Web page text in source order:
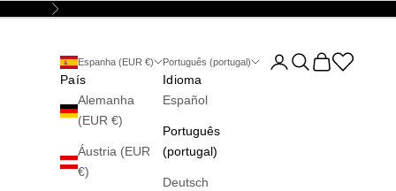
Seguinte
Espanha (EUR €)
País
Alemanha
(EUR €)
Áustria (EUR
€)
Português (portugal)
Idioma
Español
Português
(portugal)
Deutsch
Abrir página da conta
Abrir pesquisa
Abrir carrinho
Abrir la